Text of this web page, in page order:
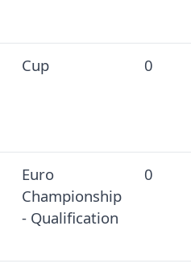
Cup 0
Euro
Championship
- Qualification
0